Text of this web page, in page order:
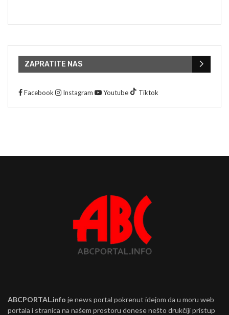
ZAPRATITE NAS
Facebook Instagram Youtube Tiktok
ABCPORTAL.info je news portal pokrenut idejom da u moru web
portala i stranica na našem prostoru donese nešto drukčiji pristup